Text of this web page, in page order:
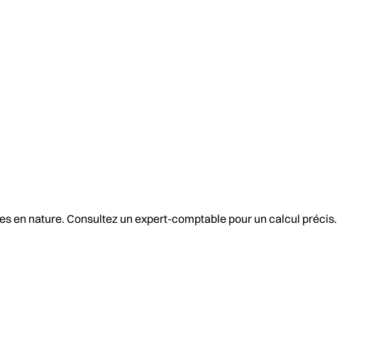
en nature. Consultez un expert-comptable pour un calcul précis.